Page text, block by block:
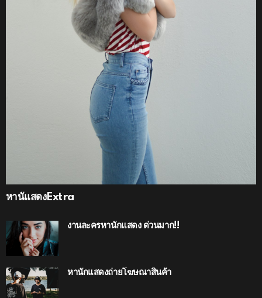
หานัแสดงExtra
งานละครหานักแสดง ด่วนมาก!!
หานักแสดงถ่ายโฆษณาสินค้า